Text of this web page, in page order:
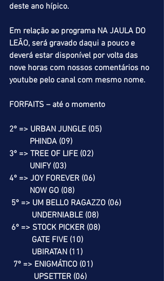
deste ano hípico.
Em relação ao programa NA JAULA DO
LEÃO, será gravado daqui a pouco e
deverá estar disponível por volta das
nove horas com nossos comentários no
youtube pelo canal com mesmo nome.
FORFAITS – até o momento
2º => URBAN JUNGLE (05)
PHINDA (09)
3º => TREE OF LIFE (02)
UNIFY (03)
4º => JOY FOREVER (06)
NOW GO (08)
5º => UM BELLO RAGAZZO (06)
UNDERNIABLE (08)
6º => STOCK PICKER (08)
           GATE FIVE (10)
UBIRATAN (11)
7º => ENIGMÁTICO (01)
UPSETTER (06)